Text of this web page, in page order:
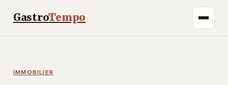
GastroTempo
IMMOBILIER